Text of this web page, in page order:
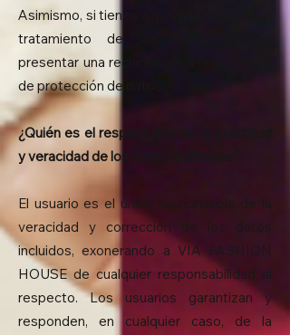
Asimismo, si tienes alguna queja sobre el
tratamiento de los datos puedes
presentar una reclamación a la autoridad
de protección de datos.
¿Quién es el responsable de la exactitud
y veracidad de los datos facilitados?
El usuario es el único responsable de la
veracidad y corrección de los datos
incluidos, exonerando a VIA FASHION
HOUSE de cualquier responsabilidad al
respecto. Los usuarios garantizan y
responden, en cualquier caso, de la